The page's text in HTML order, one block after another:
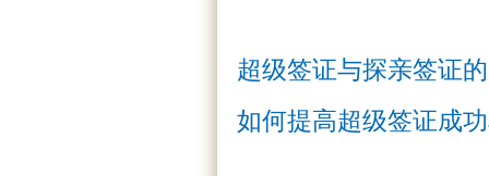
超级签证与探亲签证
如何提高超级签证成